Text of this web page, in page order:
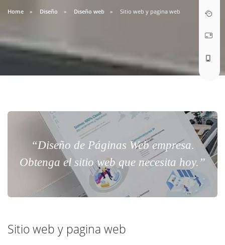
Home Diseño Diseño web Sitio web y pagina web
“Diseño de Páginas Web empresa.
Obtenga el sitio web que necesita hoy.”
Sitio web y pagina web